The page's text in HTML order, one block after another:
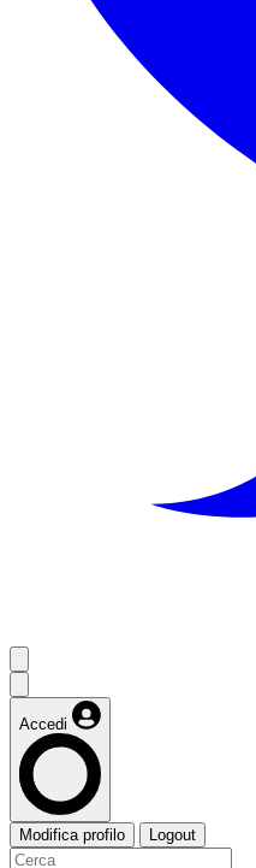
Accedi
Modifica profilo Logout